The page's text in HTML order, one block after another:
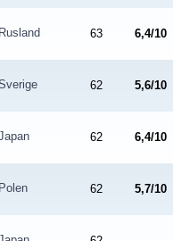
Rusland 63 6,4/10
62 5,6/10
62 6,4/10
Polen 62 5,7/10